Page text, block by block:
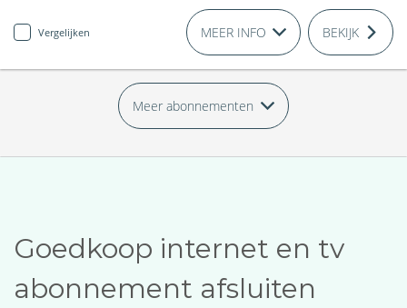
Vergelijken MEER INFO BEKIJK
Meer abonnementen
Goedkoop internet en tv
abonnement afsluiten